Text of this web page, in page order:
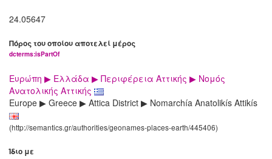
24.05647
Πόρος του οποίου αποτελεί μέρος
dcterms:isPartOf
Ευρώπη ▶ Ελλάδα ▶ Περιφέρεια Αττικής ▶ Νομός
Ανατολικής Αττικής
Europe ▶ Greece ▶ Attica District ▶ Nomarchía Anatolikís Attikís
(http://semantics.gr/authorities/geonames-places-earth/445406)
Ίδιο με